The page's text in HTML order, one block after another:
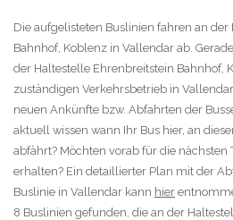
Die aufgelisteten Buslinien fahren an
Bahnhof, Koblenz in Vallendar ab.
der Haltestelle Ehrenbreitstein Bahnhof,
zuständigen Verkehrsbetrieb in
neuen Ankünfte bzw. Abfahrten der
aktuell wissen wann Ihr Bus hier, an
abfährt? Möchten vorab für die nächsten
erhalten? Ein detaillierter Plan mit der
Buslinie in Vallendar kann hier
8 Buslinien gefunden, die an der